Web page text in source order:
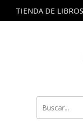
TIENDA DE